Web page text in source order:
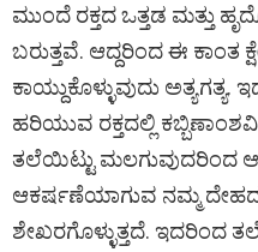
ಮುಂದೆ ರಕ್ತದ ಒತ್ತಡ ಮತ್ತು
ಬರುತ್ತವೆ. ಆದ್ದರಿಂದ ಈ ಕಾಂತ
ಕಾಯ್ದುಕೊಳ್ಳುವುದು
ಹರಿಯುವ ರಕ್ತದಲ್ಲಿ
ತಲೆಯಿಟ್ಟು ಮಲಗುವುದರಿಂದ ಆ
ಆಕರ್ಷಣೆಯಾಗುವ ನಮ್ಮ
ಶೇಖರಗೊಳ್ಳುತ್ತದೆ. ಇದರಿಂದ